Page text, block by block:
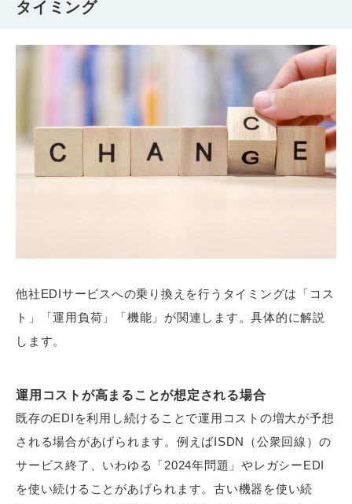
タイミング
他社EDIサービスへの乗り換えを行うタイミングは「コス
ト」「運用負荷」「機能」が関連します。具体的に解説
します。
運用コストが高まることが想定される場合
既存のEDIを利用し続けることで運用コストの増大が予想
される場合があげられます。例えばISDN（公衆回線）の
サービス終了、いわゆる「2024年問題」やレガシーEDI
を使い続けることがあげられます。古い機器を使い続